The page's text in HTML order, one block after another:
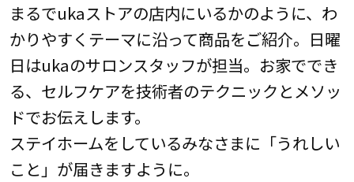
まるでukaストアの店内にいるかのように、わ
かりやすくテーマに沿って商品をご紹介。日曜
日はukaのサロンスタッフが担当。お家ででき
る、セルフケアを技術者のテクニックとメソッ
ドでお伝えします。
ステイホームをしているみなさまに「うれしい
こと」が届きますように。